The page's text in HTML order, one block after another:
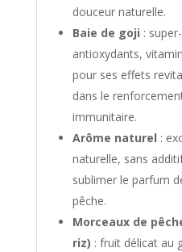
douceur naturelle.
Baie de goji :
antioxydants,
pour ses effets
dans le
immunitaire.
Arôme naturel :
naturelle, sans
sublimer le parfum
pêche.
Morceaux de
riz) : fruit délicat au